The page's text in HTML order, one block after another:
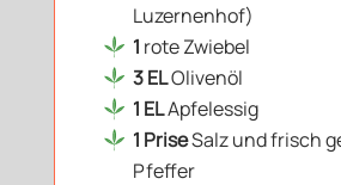
Luzernenhof)
1 rote Zwiebel
3 ELOlivenöl
1 ELApfelessig
1 PriseSalz und frisch
Pfeffer